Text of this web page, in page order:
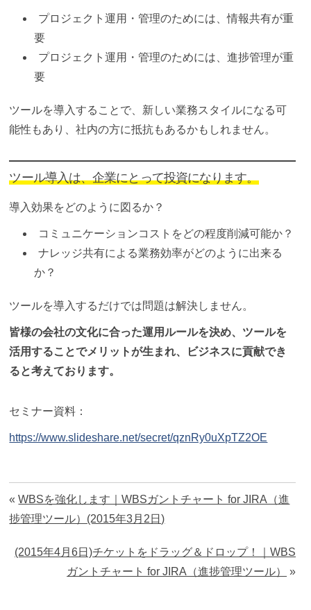
プロジェクト運用・管理のためには、情報共有が重
要
プロジェクト運用・管理のためには、進捗管理が重
要
ツールを導入することで、新しい業務スタイルになる可
能性もあり、社内の方に抵抗もあるかもしれません。
ツール導入は、企業にとって投資になります。
導入効果をどのように図るか？
コミュニケーションコストをどの程度削減可能か？
ナレッジ共有による業務効率がどのように出来る
か？
ツールを導入するだけでは問題は解決しません。
皆様の会社の文化に合った運用ルールを決め、ツールを
活用することでメリットが生まれ、ビジネスに貢献でき
ると考えております。
セミナー資料：
https://www.slideshare.net/secret/qznRy0uXpTZ2OE
«WBSを強化します｜WBSガントチャート for JIRA（進
捗管理ツール）(2015年3月2日)
(2015年4月6日)チケットをドラッグ＆ドロップ！｜WBS
ガントチャート for JIRA（進捗管理ツール）
»